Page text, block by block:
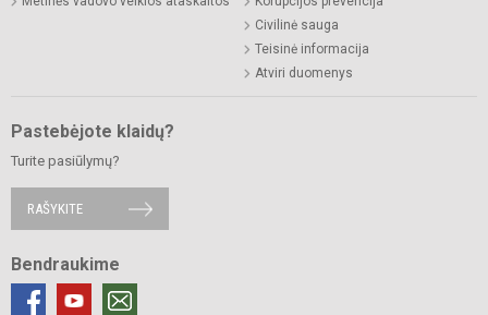
Civilinė sauga
Teisinė informacija
Atviri duomenys
Pastebėjote klaidų?
Turite pasiūlymų?
RAŠYKITE
Bendraukime